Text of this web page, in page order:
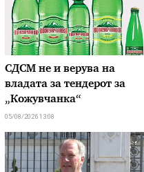
СДСМ не и верува на
владата за тендерот за
„Кожувчанка“
05/08/2026 13:08